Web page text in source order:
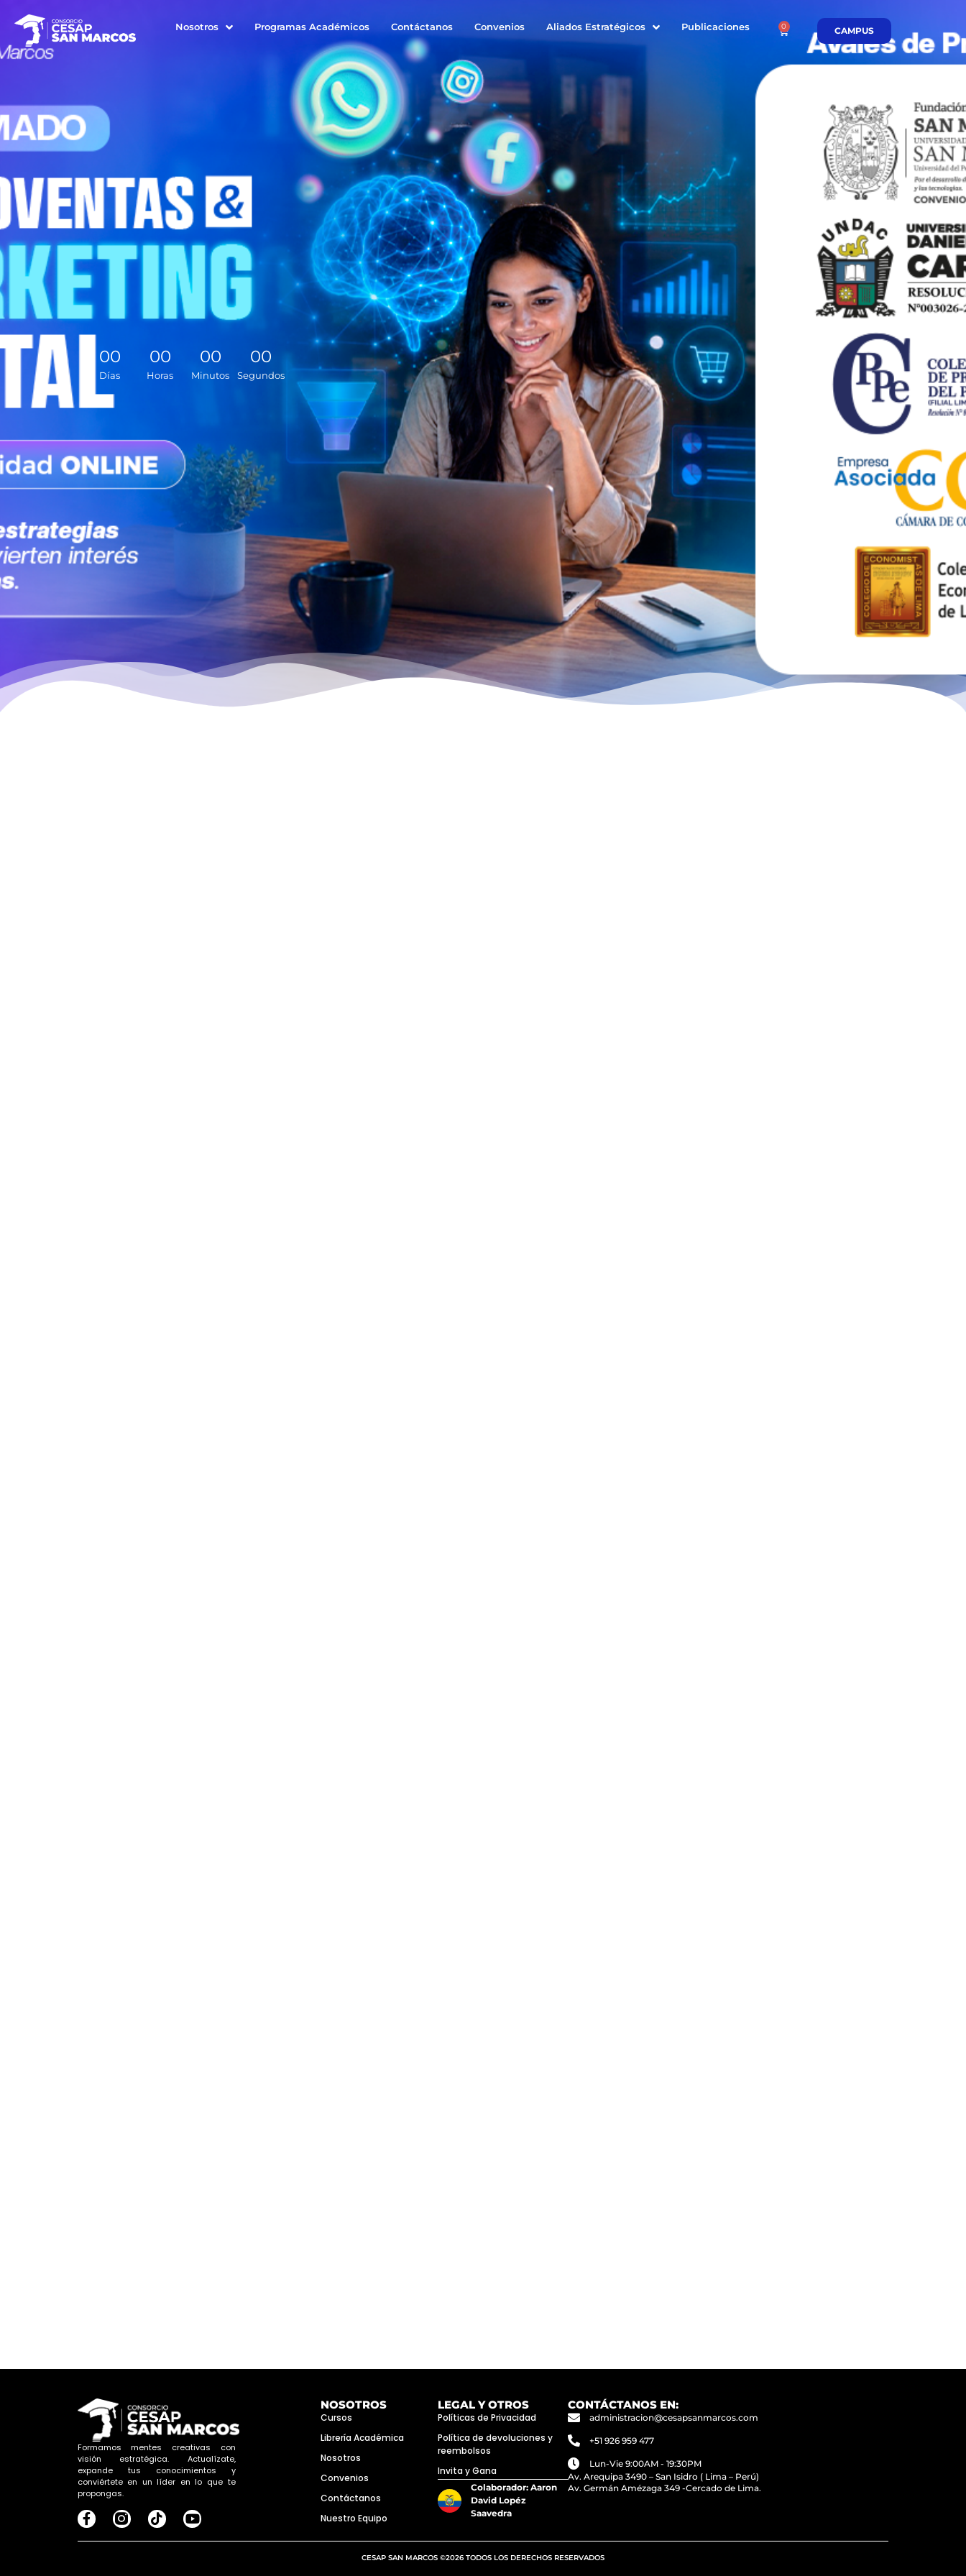
Nosotros Programas Académicos Contáctanos Convenios Aliados Estratégicos Publicaciones 0 CAMPUS
00
Días
00
Horas
00
Minutos
00
Segundos
Formamos mentes creativas con
visión estratégica. Actualízate,
expande tus conocimientos y
conviértete en un líder en lo que te
propongas.
NOSOTROS
Cursos
Librería Académica
Nosotros
Convenios
Contáctanos
Nuestro Equipo
LEGAL Y OTROS
Políticas de Privacidad
Política de devoluciones y
reembolsos
Invita y Gana
Colaborador: Aaron
David Lopéz
Saavedra
CONTÁCTANOS EN:
administracion@cesapsanmarcos.com
+51 926 959 477
Lun-Vie 9:00AM - 19:30PM
Av. Arequipa 3490 – San Isidro ( Lima – Perú)
Av. Germán Amézaga 349 -Cercado de Lima.
CESAP SAN MARCOS ©2026 TODOS LOS DERECHOS RESERVADOS